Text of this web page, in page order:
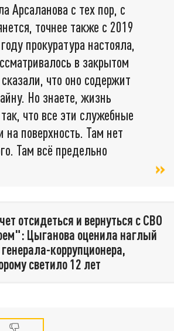
Арсаланова с тех пор, с
точнее также с 2019
прокуратура настояла,
в закрытом
что оно содержит
Но знаете, жизнь
что все эти служебные
поверхность. Там нет
Там всё предельно
отсидеться и вернуться с СВО
Цыганова оценила наглый
коррупционера,
светило 12 лет